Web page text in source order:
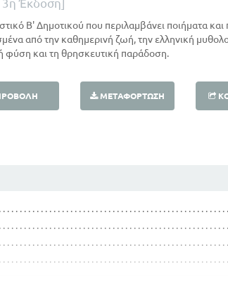
3η Έκδοση]
Β' Δημοτικού που περιλαμβάνει ποιήματα και
από την καθημερινή ζωή, την ελληνική
φύση και τη θρησκευτική παράδοση.
ΜΕΤΑΦΌΡΤΩΣΗ